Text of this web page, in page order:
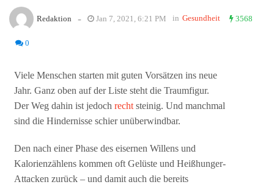
Redaktion - Jan 7, 2021, 6:21 PM in Gesundheit 3568
0
Viele Menschen starten mit guten Vorsätzen ins neue
Jahr. Ganz oben auf der Liste steht die Traumfigur.
Der Weg dahin ist jedochrecht steinig. Und manchmal
sind die Hindernisse schier unüberwindbar.
Den nach einer Phase des eisernen Willens und
Kalorienzählens kommen oft Gelüste und Heißhunger-
Attacken zurück – und damit auch die bereits